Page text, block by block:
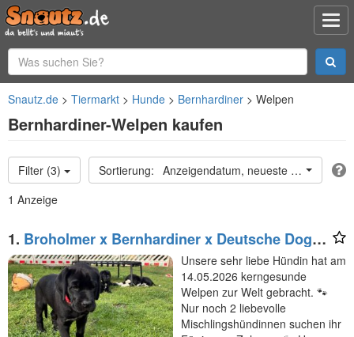
Snautz.de Tiermarkt Hunde Bernhardiner Welpen
Bernhardiner-Welpen kaufen
Filter (3)
Anzeigendatum, neueste oben
1 Anzeige
1. Broholmer x Bernhardiner x Deutsche Dogge
🐾 Nur noch 2 wundervolle Hündinnen
Unsere sehr liebe Hündin hat am
14.05.2026 kerngesunde
Welpen zur Welt gebracht. 🐾
Nur noch 2 liebevolle
Mischlingshündinnen suchen ihr